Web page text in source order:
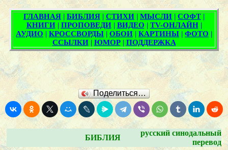
Поделиться…
БИБЛИЯ
русский синодальный
перевод